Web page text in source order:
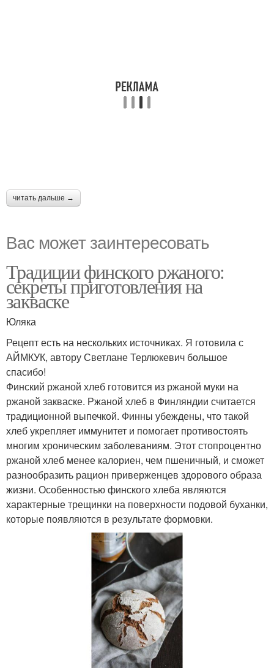
читать дальше →
Вас может заинтересовать
Традиции финского ржаного:
секреты приготовления на
закваске
Юляка
Рецепт есть на нескольких источниках. Я готовила с
АЙМКУК, автору Светлане Терлюкевич большое
спасибо!
Финский ржаной хлеб готовится из ржаной муки на
ржаной закваске. Ржаной хлеб в Финляндии считается
традиционной выпечкой. Финны убеждены, что такой
хлеб укрепляет иммунитет и помогает противостоять
многим хроническим заболеваниям. Этот стопроцентно
ржаной хлеб менее калориен, чем пшеничный, и сможет
разнообразить рацион приверженцев здорового образа
жизни. Особенностью финского хлеба являются
характерные трещинки на поверхности подовой буханки,
которые появляются в результате формовки.